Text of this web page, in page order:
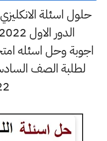
حلول اسئلة
الدور الاول 2022 مع الحل و الاجوبة
اجوبة وحل اسئله
لطلبة الصف